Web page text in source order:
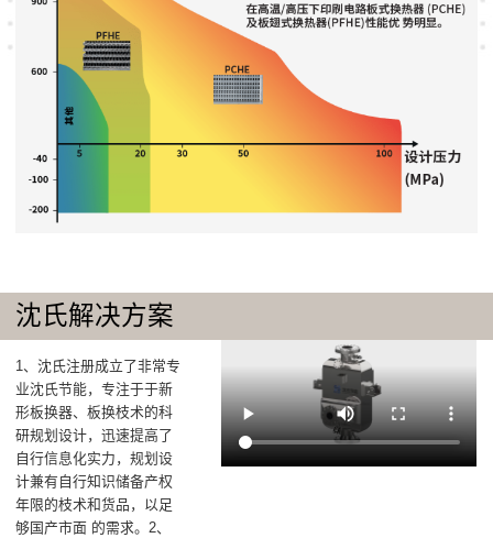
沈氏解决方案
1、沈氏注册成立了非常专
业沈氏节能，专注于于新
形板换器、板换枝术的科
研规划设计，迅速提高了
自行信息化实力，规划设
计兼有自行知识储备产权
年限的枝术和货品，以足
够国产市面 的需求。2、